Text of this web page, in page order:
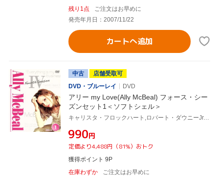
残り1点
ご注文はお早めに
発売年月日：2007/11/22
カートへ追加
中古
店舗受取可
DVD・ブルーレイ
DVD
アリー my Love(Ally McBeal) フォース・シー
ズンセット1＜ソフトシェル＞
キャリスタ・フロックハート,ロバート・ダウニーJr.,グレッグ・ジャーマン,ピーター・マクニコル,ジェーン・クラコフスキー,デヴィッド・E.ケリー(製作総指揮)
¥990円
定価より4,488円（81%）おトク
獲得ポイント 9P
在庫わずか
ご注文はお早めに